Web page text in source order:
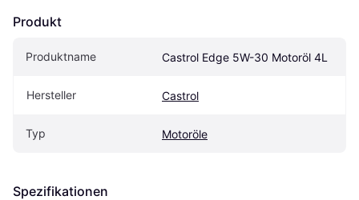
Produkt
Produktname Castrol Edge 5W-30 Motoröl 4L
Hersteller Castrol
Typ Motoröle
Spezifikationen